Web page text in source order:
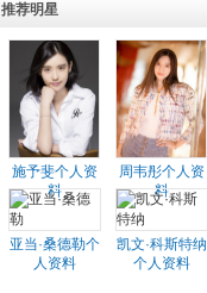
推荐明星
施予斐个人资
料
周韦彤个人资
料
亚当·桑德勒个
人资料
凯文·科斯特纳
个人资料